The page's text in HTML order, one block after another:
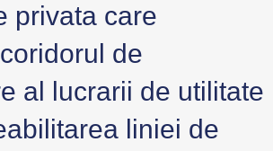
privata care
de
al lucrarii de utilitate
liniei de